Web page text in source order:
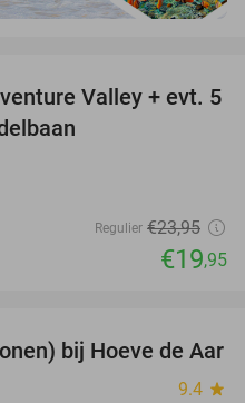
17%
Valley + evt. 5
Regulier €23,95
€19,95
50%
bij Hoeve de Aar
9.4 star